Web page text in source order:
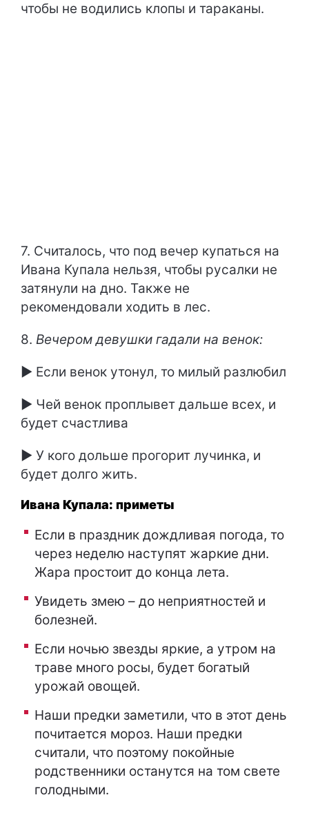
чтобы не водились клопы и тараканы.
7. Считалось, что под вечер купаться на
Ивана Купала нельзя, чтобы русалки не
затянули на дно. Также не
рекомендовали ходить в лес.
8. Вечером девушки гадали на венок:
► Если венок утонул, то милый разлюбил
► Чей венок проплывет дальше всех, и
будет счастлива
► У кого дольше прогорит лучинка, и
будет долго жить.
Ивана Купала: приметы
Если в праздник дождливая погода, то
через неделю наступят жаркие дни.
Жара простоит до конца лета.
Увидеть змею – до неприятностей и
болезней.
Если ночью звезды яркие, а утром на
траве много росы, будет богатый
урожай овощей.
Наши предки заметили, что в этот день
почитается мороз. Наши предки
считали, что поэтому покойные
родственники останутся на том свете
голодными.